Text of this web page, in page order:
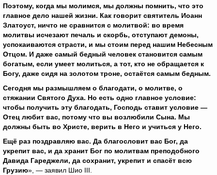
Поэтому, когда мы молимся, мы должны помнить, что это
главное дело нашей жизни. Как говорит святитель Иоанн
Златоуст, ничто не сравнится с молитвой: во время
молитвы исчезают печаль и скорбь, отступают демоны,
успокаиваются страсти, и мы стоим перед нашим Небесным
Отцом. И даже самый бедный человек становится самым
богатым, если умеет молиться, а тот, кто не обращается к
Богу, даже сидя на золотом троне, остаётся самым бедным.
Сегодня мы размышляем о благодати, о молитве, о
стяжании Святого Духа. Но есть одно главное условие:
чтобы получить эту благодать, Господь ставит условие —
Отец любит вас, потому что вы возлюбили Сына. Мы
должны быть во Христе, верить в Него и учиться у Него.
Ещё раз поздравляю вас. Да благословит вас Бог, да
укрепит вас, и да хранит Бог по молитвам преподобного
Давида Гареджели, да сохранит, укрепит и спасёт всю
Грузию», — заявил Шио III.